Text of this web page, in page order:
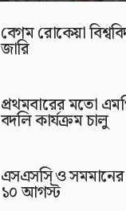
বেগম রোকেয়া
জারি
প্রথমবারের মতো
বদলি কার্যক্রম চালু
এসএসসি ও
১০ আগস্ট